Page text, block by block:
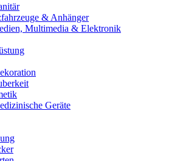
& Anhänger
Multimedia & Elektronik
Geräte